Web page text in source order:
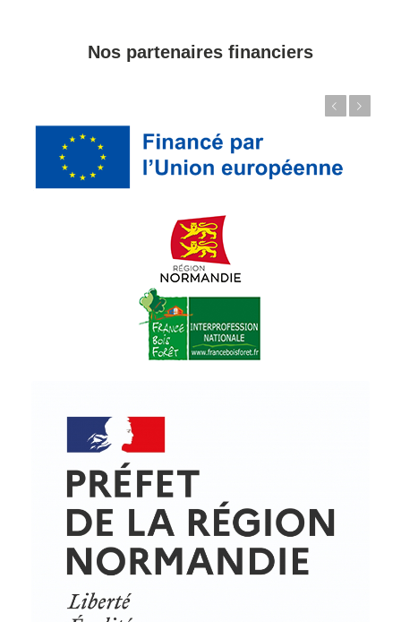
Nos partenaires financiers
© Copyright - ProfessionsBois | Conception et réalisation :
Actualités
Mentions légales
Politique de confidentialité
Plan du site